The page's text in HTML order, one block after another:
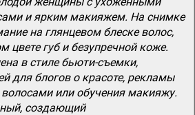
и ярким макияжем. На снимке
на глянцевом блеске волос,
цвете губ и безупречной коже.
в стиле бьюти-съемки,
для блогов о красоте, рекламы
волосами или обучения макияжу.
создающий